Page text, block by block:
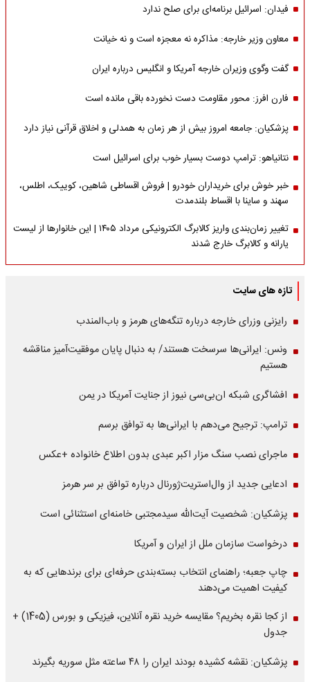
فیدان: اسرائیل برنامه‌ای برای صلح ندارد
معاون وزیر خارجه: مذاکره نه معجزه است و نه خیانت
گفت وگوی وزیران خارجه آمریکا و انگلیس درباره ایران
فارن افرز: محور مقاومت دست نخورده باقی مانده است
پزشکیان: جامعه امروز بیش از هر زمان به همدلی و اخلاق قرآنی نیاز دارد
نتانیاهو: ترامپ دوست بسیار خوب برای اسرائیل است
خبر خوش برای خریداران خودرو | فروش اقساطی شاهین، کوییک، اطلس،
سهند و ساینا با اقساط بلندمدت
تغییر زمان‌بندی واریز کالابرگ الکترونیکی مرداد ۱۴۰۵ | این خانوارها از لیست
یارانه و کالابرگ خارج شدند
تازه های سایت
رایزنی وزرای خارجه درباره تنگه‌های هرمز و باب‌المندب
ونس: ایرانی‌ها سرسخت هستند/ به دنبال پایان موفقیت‌آمیز مناقشه
هستیم
افشاگری شبکه ان‌بی‌سی نیوز از جنایت آمریکا در یمن
ترامپ: ترجیح می‌دهم با ایرانی‌‌ها به توافق برسم
ماجرای نصب سنگ مزار اکبر عبدی بدون اطلاع خانواده +عکس
ادعایی جدید از وال‌استریت‌ژورنال درباره توافق بر سر هرمز
پزشکیان: شخصیت آیت‌الله سیدمجتبی خامنه‌ای استثنائی است
درخواست سازمان ملل از ایران و آمریکا
چاپ جعبه؛ راهنمای انتخاب بسته‌بندی حرفه‌ای برای برندهایی که به
کیفیت اهمیت می‌دهند
از کجا نقره بخریم؟ مقایسه خرید نقره آنلاین، فیزیکی و بورس (1405) +
جدول
پزشکیان: نقشه کشیده بودند ایران را ۴۸ ساعته مثل سوریه بگیرند